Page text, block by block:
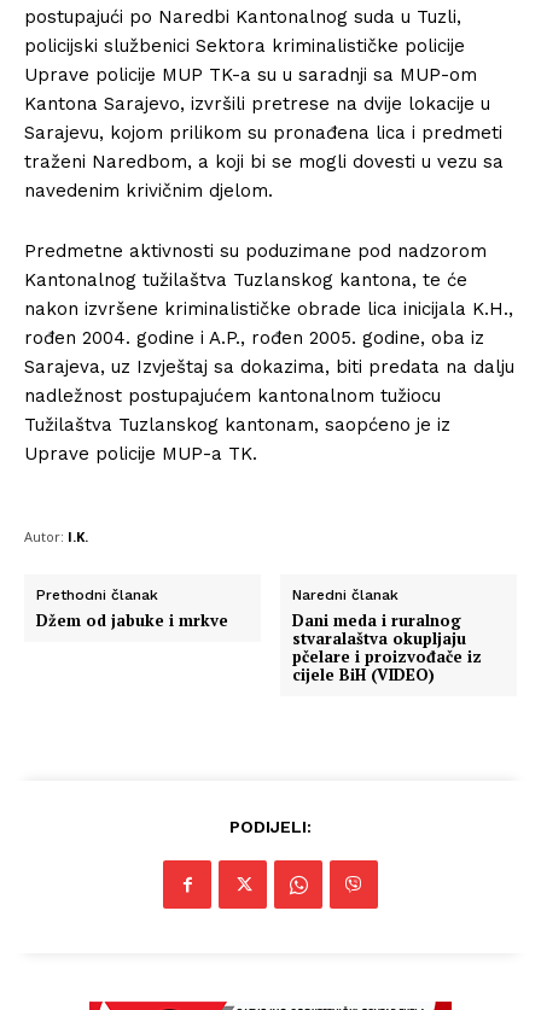
postupajući po Naredbi Kantonalnog suda u Tuzli,
policijski službenici Sektora kriminalističke policije
Uprave policije MUP TK-a su u saradnji sa MUP-om
Kantona Sarajevo, izvršili pretrese na dvije lokacije u
Sarajevu, kojom prilikom su pronađena lica i predmeti
traženi Naredbom, a koji bi se mogli dovesti u vezu sa
navedenim krivičnim djelom.
Predmetne aktivnosti su poduzimane pod nadzorom
Kantonalnog tužilaštva Tuzlanskog kantona, te će
nakon izvršene kriminalističke obrade lica inicijala K.H.,
rođen 2004. godine i A.P., rođen 2005. godine, oba iz
Sarajeva, uz Izvještaj sa dokazima, biti predata na dalju
nadležnost postupajućem kantonalnom tužiocu
Tužilaštva Tuzlanskog kantonam, saopćeno je iz
Uprave policije MUP-a TK.
Autor: I.K.
Prethodni članak
Džem od jabuke i mrkve
Naredni članak
Dani meda i ruralnog
stvaralaštva okupljaju
pčelare i proizvođače iz
cijele BiH (VIDEO)
PODIJELI: